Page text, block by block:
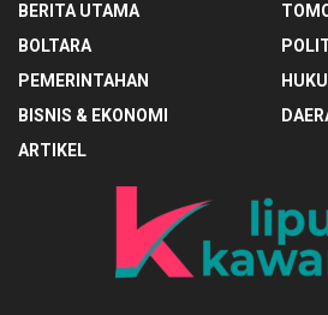
BERITA UTAMA
BOLTARA
PEMERINTAHAN
BISNIS & EKONOMI
ARTIKEL